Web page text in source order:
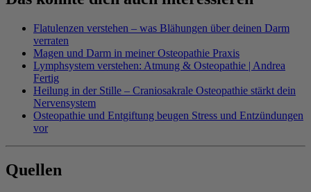
Flatulenzen verstehen – was Blähungen über deinen Darm
verraten
Magen und Darm in meiner Osteopathie Praxis
Lymphsystem verstehen: Atmung & Osteopathie | Andrea
Fertig
Heilung in der Stille – Craniosakrale Osteopathie stärkt dein
Nervensystem
Osteopathie und Entgiftung beugen Stress und Entzündungen
vor
Quellen